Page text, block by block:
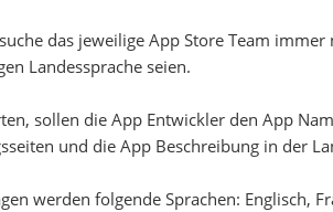
das jeweilige App Store Team
Landessprache seien.
sollen die App Entwickler den App
und die App Beschreibung in der
werden folgende Sprachen: Englisch,